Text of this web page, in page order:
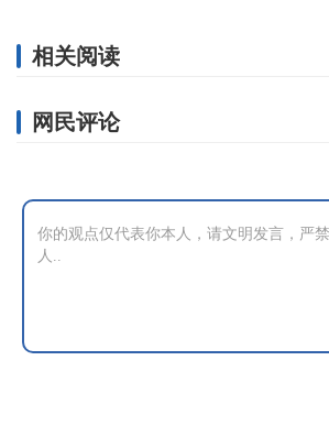
相关阅读
网民评论